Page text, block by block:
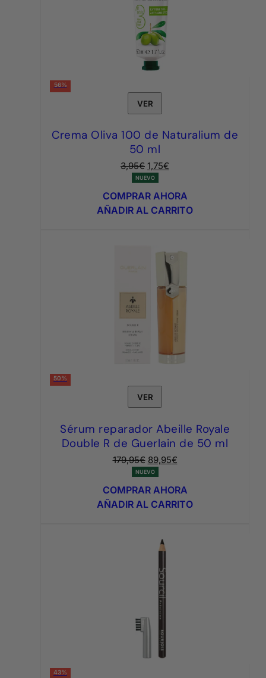
56%
VER
Crema Oliva 100 de Naturalium de
50 ml
3,95€ El
precio
original
era:
1,75€
actual
es:
NUEVO
COMPRAR AHORA
AÑADIR AL CARRITO
50%
VER
Sérum reparador Abeille Royale
Double R de Guerlain de 50 ml
179,95€ El
precio
original
era:
179,95€.
89,95€El
actual
es:
89,95€.
NUEVO
COMPRAR AHORA
AÑADIR AL CARRITO
43%